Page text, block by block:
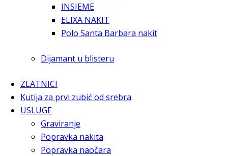
INSIEME
ELIXA NAKIT
Polo Santa Barbara nakit
Dijamant u blisteru
ZLATNICI
Kutija za prvi zubić od srebra
USLUGE
Graviranje
Popravka nakita
Popravka naočara